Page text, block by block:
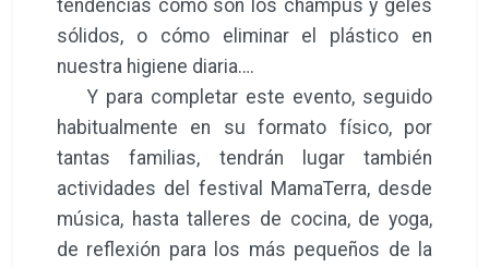
tendencias como son los champús y geles
sólidos, o cómo eliminar el plástico en
nuestra higiene diaria….
Y para completar este evento, seguido
habitualmente en su formato físico, por
tantas familias, tendrán lugar también
actividades del festival MamaTerra, desde
música, hasta talleres de cocina, de yoga,
de reflexión para los más pequeños de la